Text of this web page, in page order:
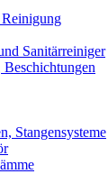
Sanitärreiniger
Stangensysteme